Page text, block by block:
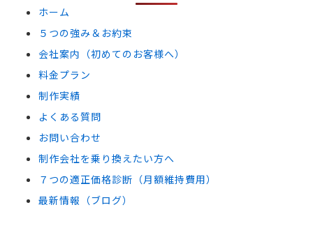
ホーム
５つの強み＆お約束
会社案内（初めてのお客様へ）
料金プラン
制作実績
よくある質問
お問い合わせ
制作会社を乗り換えたい方へ
７つの適正価格診断（月額維持費用）
最新情報（ブログ）